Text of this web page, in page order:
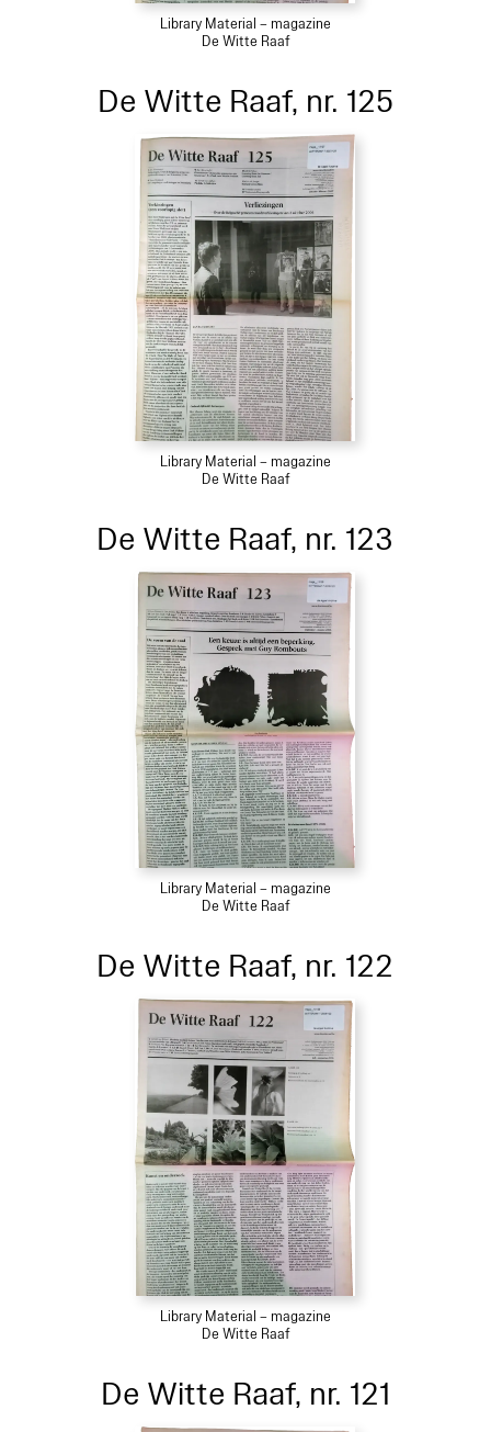
Library Material – magazine
De Witte Raaf
De Witte Raaf, nr. 125
Library Material – magazine
De Witte Raaf
De Witte Raaf, nr. 123
Library Material – magazine
De Witte Raaf
De Witte Raaf, nr. 122
Library Material – magazine
De Witte Raaf
De Witte Raaf, nr. 121